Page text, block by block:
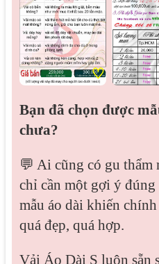
♡
Bạn đã chọn được
chưa?
💬 Ai cũng có gu
chỉ cần một gợi ý
mẫu áo dài khiến
quá đẹp, quá hợp.
Vải Áo Dài S luôn sẵn